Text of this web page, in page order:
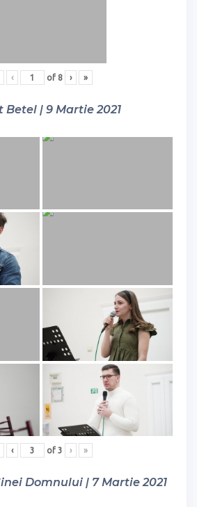
‹ of 8 › »
Betel | 9 Martie 2021
‹ of 3 › »
Domnului | 7 Martie 2021